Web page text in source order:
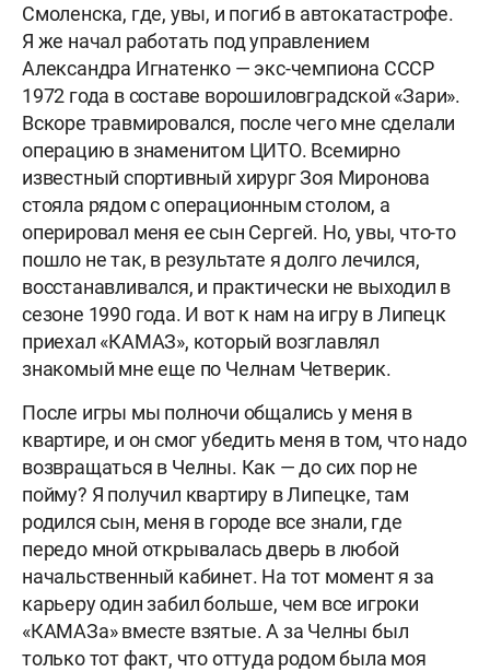
Смоленска, где, увы, и погиб в автокатастрофе.
Я же начал работать под управлением
Александра Игнатенко — экс-чемпиона СССР
1972 года в составе ворошиловградской «Зари».
Вскоре травмировался, после чего мне сделали
операцию в знаменитом ЦИТО. Всемирно
известный спортивный хирург Зоя Миронова
стояла рядом с операционным столом, а
оперировал меня ее сын Сергей. Но, увы, что-то
пошло не так, в результате я долго лечился,
восстанавливался, и практически не выходил в
сезоне 1990 года. И вот к нам на игру в Липецк
приехал «КАМАЗ», который возглавлял
знакомый мне еще по Челнам Четверик.
После игры мы полночи общались у меня в
квартире, и он смог убедить меня в том, что надо
возвращаться в Челны. Как — до сих пор не
пойму? Я получил квартиру в Липецке, там
родился сын, меня в городе все знали, где
передо мной открывалась дверь в любой
начальственный кабинет. На тот момент я за
карьеру один забил больше, чем все игроки
«КАМАЗа» вместе взятые. А за Челны был
только тот факт, что оттуда родом была моя